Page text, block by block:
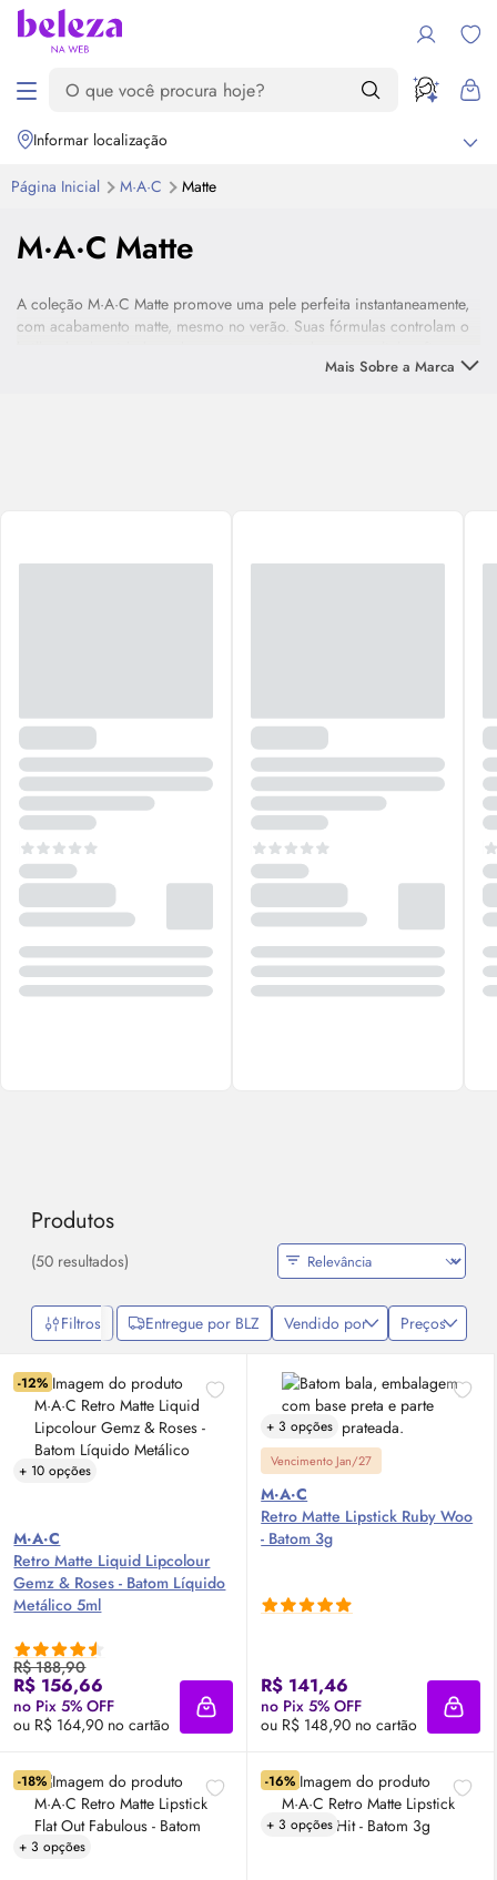
Informar localização
Página Inicial M·A·C Matte
M·A·C Matte
A coleção M·A·C Matte promove uma pele perfeita instantaneamente,
com acabamento matte, mesmo no verão. Suas fórmulas controlam o
Mais Sobre a Marca
Produtos
(50 resultados)
Filtros Entregue por BLZ Vendido por Preços
-12%
+ 10 opções
M·A·C
Retro Matte Liquid Lipcolour
Gemz & Roses - Batom Líquido
Metálico 5ml
R$ 188,90
R$ 156,66
no Pix 5% OFF
ou R$ 164,90 no cartão
Adicionar à sacola
+ 3 opções
Vencimento Jan/27
M·A·C
Retro Matte Lipstick Ruby Woo
- Batom 3g
R$ 141,46
no Pix 5% OFF
ou R$ 148,90 no cartão
-18%
+ 3 opções
-16%
+ 3 opções